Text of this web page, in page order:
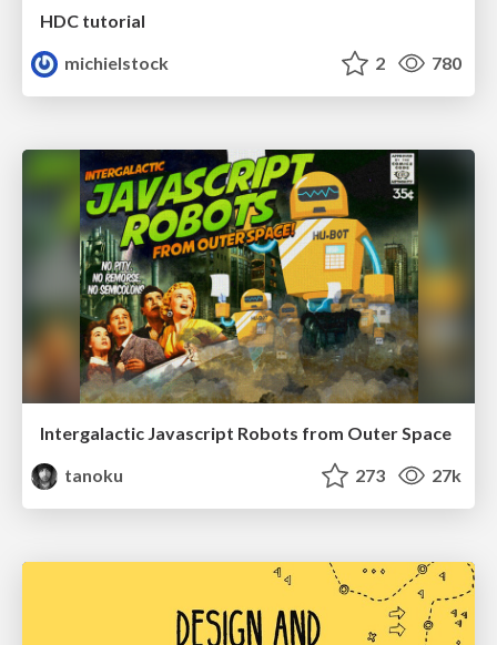
HDC tutorial
michielstock
2 780
Intergalactic Javascript Robots from Outer Space
tanoku
273 27k